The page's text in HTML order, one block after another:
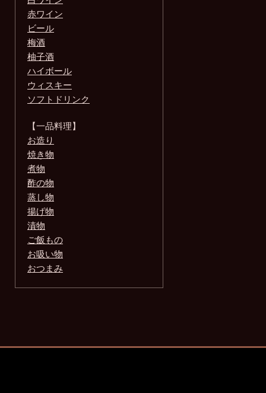
赤ワイン
ビール
梅酒
柚子酒
ハイボール
ウィスキー
ソフトドリンク
【一品料理】
お造り
焼き物
煮物
酢の物
蒸し物
揚げ物
漬物
ご飯もの
お吸い物
おつまみ